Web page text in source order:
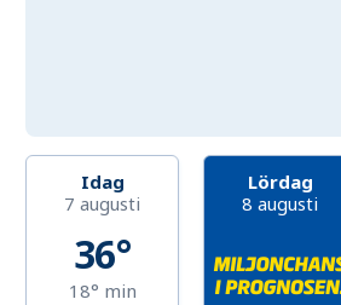
Idag
7 augusti
36°
18° min
Lördag
8 augusti